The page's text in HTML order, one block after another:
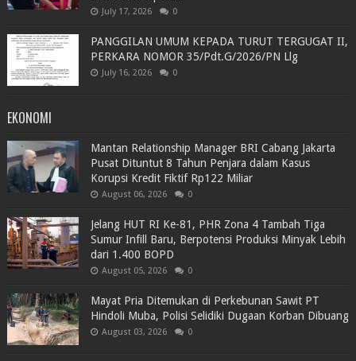
July 17, 2026 0
PANGGILAN UMUM KEPADA TURUT TERGUGAT II,
PERKARA NOMOR 35/Pdt.G/2026/PN Llg
July 16, 2026 0
EKONOMI
Mantan Relationship Manager BRI Cabang Jakarta
Pusat Dituntut 8 Tahun Penjara dalam Kasus
Korupsi Kredit Fiktif Rp122 Miliar
August 06, 2026 0
Jelang HUT RI Ke-81, PHR Zona 4 Tambah Tiga
Sumur Infill Baru, Berpotensi Produksi Minyak Lebih
dari 1.400 BOPD
August 05, 2026 0
Mayat Pria Ditemukan di Perkebunan Sawit PT
Hindoli Muba, Polisi Selidiki Dugaan Korban Dibuang
August 03, 2026 0